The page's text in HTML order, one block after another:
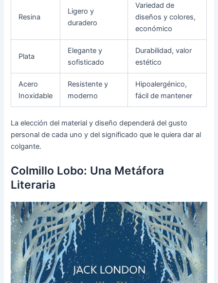
Resina
Ligero y
duradero
Variedad de
diseños y colores,
económico
Plata
Elegante y
sofisticado
Durabilidad, valor
estético
Acero
Inoxidable
Resistente y
moderno
Hipoalergénico,
fácil de mantener
La elección del material y diseño dependerá del gusto
personal de cada uno y del significado que le quiera dar al
colgante.
Colmillo Lobo: Una Metáfora
Literaria